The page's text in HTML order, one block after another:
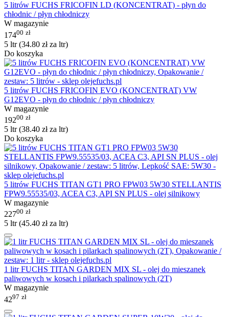
5 litrów FUCHS FRICOFIN LD (KONCENTRAT) - płyn do
chłodnic / płyn chłodniczy
W magazynie
17400 zł
5 ltr (34.80 złza ltr)
Do koszyka
5 litrów FUCHS FRICOFIN EVO (KONCENTRAT) VW
G12EVO - płyn do chłodnic / płyn chłodniczy
W magazynie
19200 zł
5 ltr (38.40 złza ltr)
Do koszyka
5 litrów FUCHS TITAN GT1 PRO FPW03 5W30 STELLANTIS
FPW9.55535/03, ACEA C3, API SN PLUS - olej silnikowy
W magazynie
22700 zł
5 ltr (45.40 złza ltr)
1 litr FUCHS TITAN GARDEN MIX SL - olej do mieszanek
paliwowych w kosach i pilarkach spalinowych (2T)
W magazynie
4297 zł